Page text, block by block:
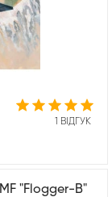
1 ВІДГУК
"Flogger-B"